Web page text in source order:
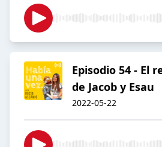
Episodio 54 - El
de Jacob y Esau
2022-05-22